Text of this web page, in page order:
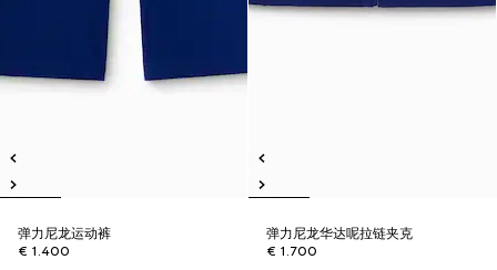
弹力尼龙运动裤
€ 1.400
弹力尼龙华达呢拉链夹克
€ 1.700